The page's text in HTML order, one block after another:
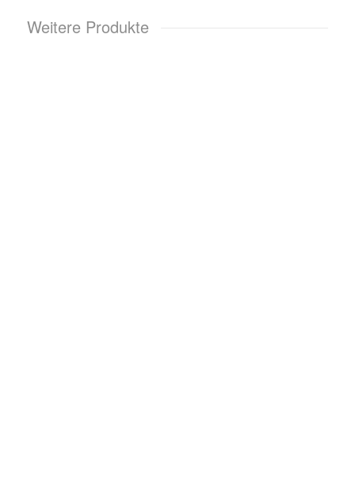
Weitere Produkte